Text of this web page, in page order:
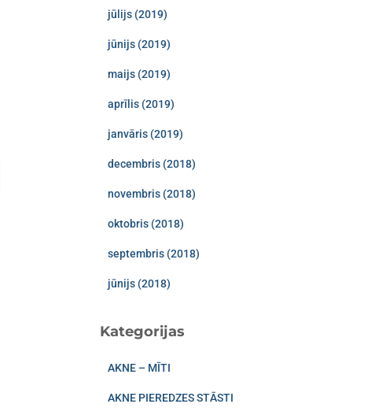
jūlijs (2019)
jūnijs (2019)
maijs (2019)
aprīlis (2019)
janvāris (2019)
decembris (2018)
novembris (2018)
oktobris (2018)
septembris (2018)
jūnijs (2018)
Kategorijas
AKNE – MĪTI
AKNE PIEREDZES STĀSTI